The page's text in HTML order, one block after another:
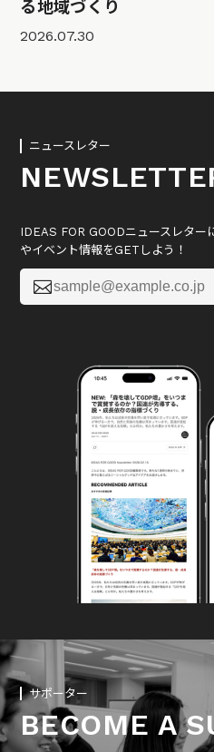
る地域づくり
2026.07.30
ニュースレター
IDEAS FOR GOODニュースレター
やイベント情報をGETしよう！

サポーター
BECOME A